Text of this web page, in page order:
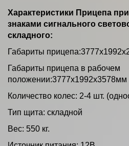
Характеристики Прицепа
знаками сигнального
складного:
Габариты
Габариты прицепа в рабочем
положении:3777х1992х3578мм
Количество колес: 2-4 шт.
Тип щита: складной
Вес: 550 кг.